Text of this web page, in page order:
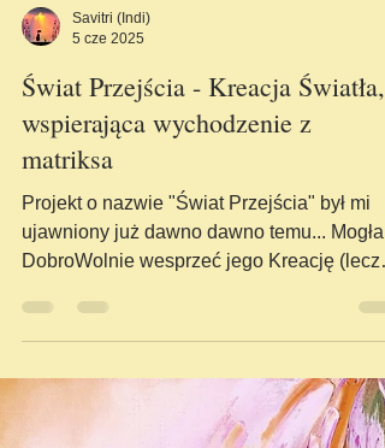
Savitri (Indi)
5 cze 2025
Świat Przejścia - Kreacja Światła,
wspierająca wychodzenie z
matriksa
Projekt o nazwie "Świat Przejścia" był mi
ujawniony już dawno dawno temu...